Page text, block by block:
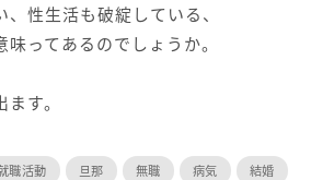
性生活も破綻している、
ってあるのでしょうか。
す。
職活動 旦那 無職 病気 結婚